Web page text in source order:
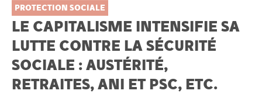
PROTECTION SOCIALE
LE CAPITALISME INTENSIFIE SA
LUTTE CONTRE LA SÉCURITÉ
SOCIALE : AUSTÉRITÉ,
RETRAITES, ANI ET PSC, ETC.